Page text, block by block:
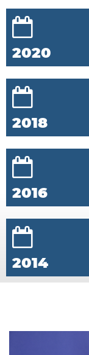
2020
2018
2016
2014